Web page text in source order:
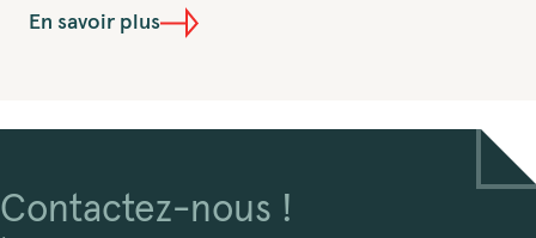
En savoir plus
Contactez-nous !